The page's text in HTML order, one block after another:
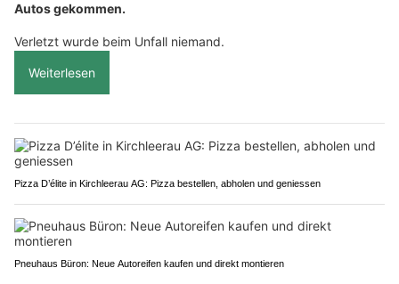
Autos gekommen.
Verletzt wurde beim Unfall niemand.
Weiterlesen
Pizza D’élite in Kirchleerau AG: Pizza bestellen, abholen und geniessen
Pneuhaus Büron: Neue Autoreifen kaufen und direkt montieren